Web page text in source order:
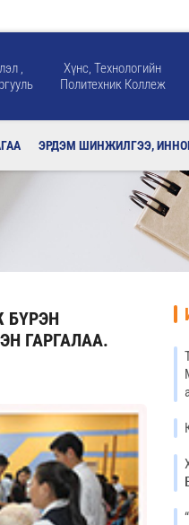
,
Хүнс, Технологийн
Политехник Коллеж
ЭРДЭМ ШИНЖИЛГЭЭ,
БҮРЭН
ГАРГАЛАА.